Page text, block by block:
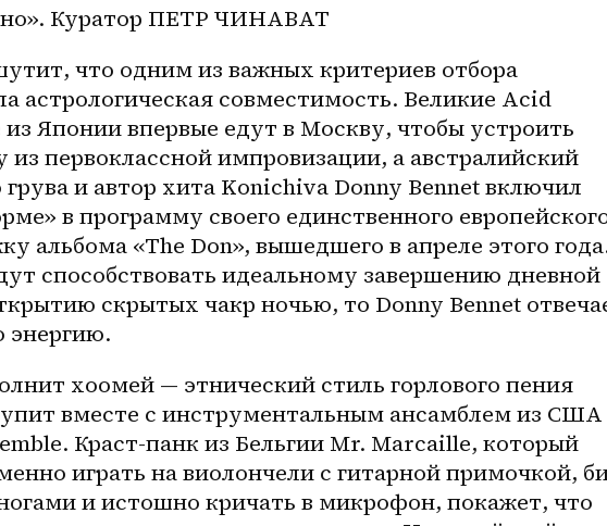
Куратор ПЕТР ЧИНАВАТ
что одним из важных критериев отбора
астрологическая совместимость. Великие Acid
Японии впервые едут в Москву, чтобы устроить
из первоклассной импровизации, а австралийский
и автор хита Konichiva Donny Bennet включил
в программу своего единственного
альбома «The Don», вышедшего в апреле этого
способствовать идеальному завершению дневной
скрытых чакр ночью, то Donny Bennet
энергию.
хоомей — этнический стиль горлового пения
вместе с инструментальным ансамблем из США
Краст-панк из Бельгии Mr. Marcaille, который
играть на виолончели c гитарной примочкой,
и истошно кричать в микрофон, покажет, что